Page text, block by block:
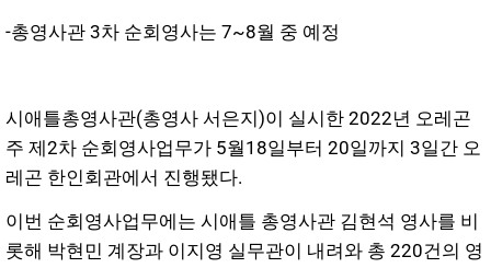
-총영사관 3차 순회영사는 7~8월 중 예정
시애틀총영사관(총영사 서은지)이 실시한 2022년 오레곤
주 제2차 순회영사업무가 5월18일부터 20일까지 3일간 오
레곤 한인회관에서 진행됐다.
이번 순회영사업무에는 시애틀 총영사관 김현석 영사를 비
롯해 박현민 계장과 이지영 실무관이 내려와 총 220건의 영